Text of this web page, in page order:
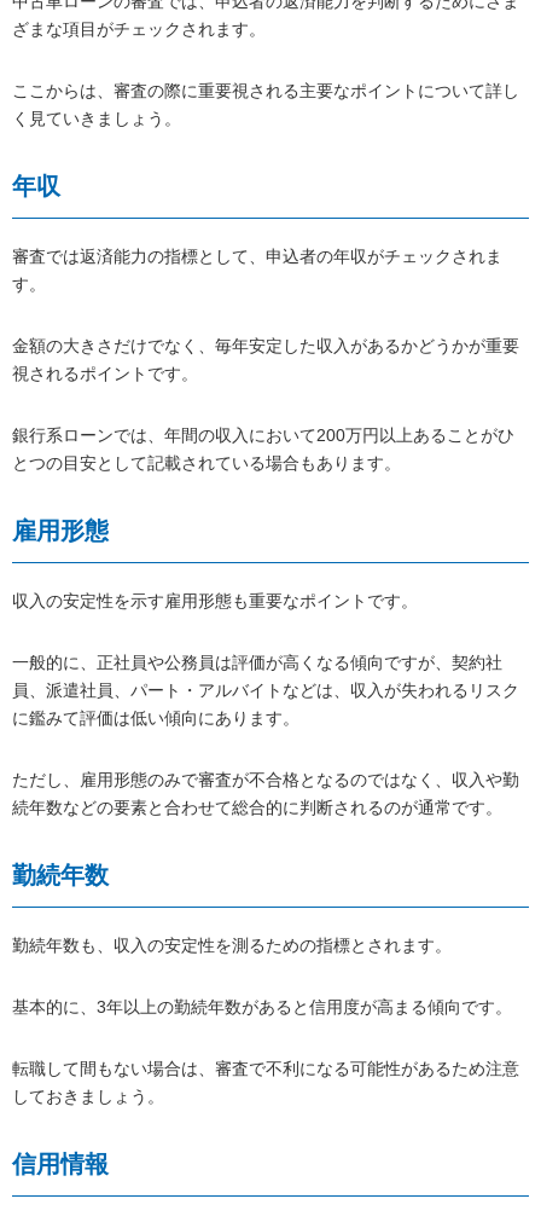
ざまな項目がチェックされます。
ここからは、審査の際に重要視される主要なポイントについて詳し
く見ていきましょう。
年収
審査では返済能力の指標として、申込者の年収がチェックされま
す。
金額の大きさだけでなく、毎年安定した収入があるかどうかが重要
視されるポイントです。
銀行系ローンでは、年間の収入において200万円以上あることがひ
とつの目安として記載されている場合もあります。
雇用形態
収入の安定性を示す雇用形態も重要なポイントです。
一般的に、正社員や公務員は評価が高くなる傾向ですが、契約社
員、派遣社員、パート・アルバイトなどは、収入が失われるリスク
に鑑みて評価は低い傾向にあります。
ただし、雇用形態のみで審査が不合格となるのではなく、収入や勤
続年数などの要素と合わせて総合的に判断されるのが通常です。
勤続年数
勤続年数も、収入の安定性を測るための指標とされます。
基本的に、3年以上の勤続年数があると信用度が高まる傾向です。
転職して間もない場合は、審査で不利になる可能性があるため注意
しておきましょう。
信用情報